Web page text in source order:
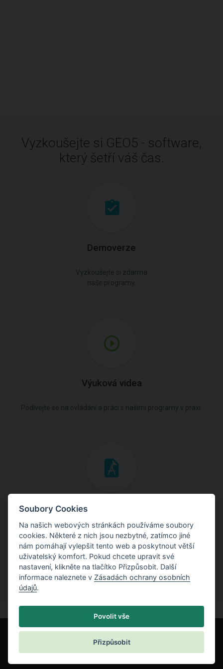
Vyzkoušejte si GEO5 - software,
který šetří váš čas.
Demoverze
Výuková videa
Inženýrské manuály
Stáhněte si manuály s teoretickými i praktickými ukázkami
použití programů.
Soubory Cookies
Na našich webových stránkách používáme soubory
cookies. Některé z nich jsou nezbytné, zatímco jiné
nám pomáhají vylepšit tento web a poskytnout větší
uživatelský komfort. Pokud chcete upravit své
nastavení, klikněte na tlačítko Přizpůsobit. Další
informace naleznete v Zásadách ochrany osobních
údajů.
Povolit vše
Přizpůsobit